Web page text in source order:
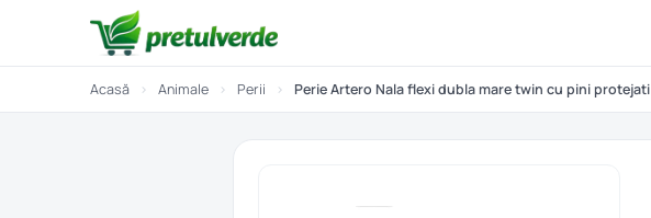
Acasă › Animale › Perii › Perie Artero Nala flexi dubla mare twin cu pini protejati